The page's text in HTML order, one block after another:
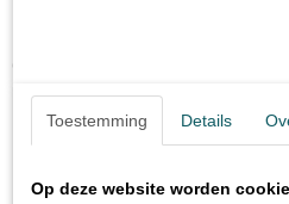
Toestemming Details
Op deze website worden